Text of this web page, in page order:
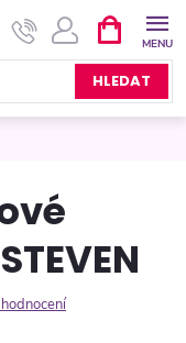
HLEDAT
NÁKUPNÍ
KOŠÍK